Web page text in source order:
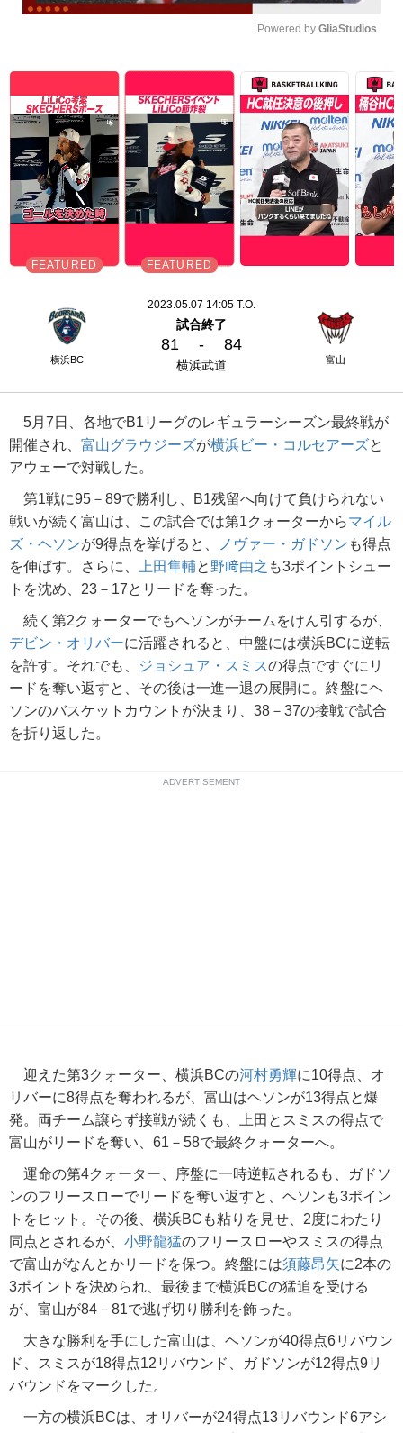
Powered by GliaStudios
横浜BC
2023.05.07 14:05 T.O.
試合終了
81 - 84
横浜武道 富山
5月7日、各地でB1リーグのレギュラーシーズン最終戦が
開催され、 富山グラウジーズが横浜ビー・コルセアーズと
アウェーで対戦した。
第1戦に95－89で勝利し、B1残留へ向けて負けられない
戦いが続く富山は、この試合では第1クォーターからマイル
ズ・ヘソンが9得点を挙げると、 ノヴァー・ガドソン も得点
を伸ばす。さらに、
上田隼輔と 野﨑由之 も3ポイントシュー
トを沈め、23－17とリードを奪った。
続く第2クォーターでもヘソンがチームをけん引するが、
デビン・オリバーに活躍されると、中盤には横浜BCに逆転
を許す。それでも、
ジョシュア・スミスの得点ですぐにリ
ードを奪い返すと、その後は一進一退の展開に。終盤にヘ
ソンのバスケットカウントが決まり、38－37の接戦で試合
を折り返した。
ADVERTISEMENT
迎えた第3クォーター、横浜BCの河村勇輝に10得点、オ
リバーに8得点を奪われるが、富山はヘソンが13得点と爆
発。両チーム譲らず接戦が続くも、上田とスミスの得点で
富山がリードを奪い、61－58で最終クォーターへ。
運命の第4クォーター、序盤に一時逆転されるも、ガドソ
ンのフリースローでリードを奪い返すと、ヘソンも3ポイン
トをヒット。その後、横浜BCも粘りを見せ、2度にわたり
同点とされるが、 小野龍猛のフリースローやスミスの得点
で富山がなんとかリードを保つ。終盤には須藤昂矢に2本の
3ポイントを決められ、最後まで横浜BCの猛追を受ける
が、富山が84－81で逃げ切り勝利を飾った。
大きな勝利を手にした富山は、ヘソンが40得点6リバウン
ド、スミスが18得点12リバウンド、ガドソンが12得点9リ
バウンドをマークした。
一方の横浜BCは、オリバーが24得点13リバウンド6アシ